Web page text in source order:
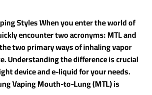
Styles When you enter the world of
encounter two acronyms: MTL and
two primary ways of inhaling vapor
Understanding the difference is crucial
device and e-liquid for your needs.
Vaping Mouth-to-Lung (MTL) is